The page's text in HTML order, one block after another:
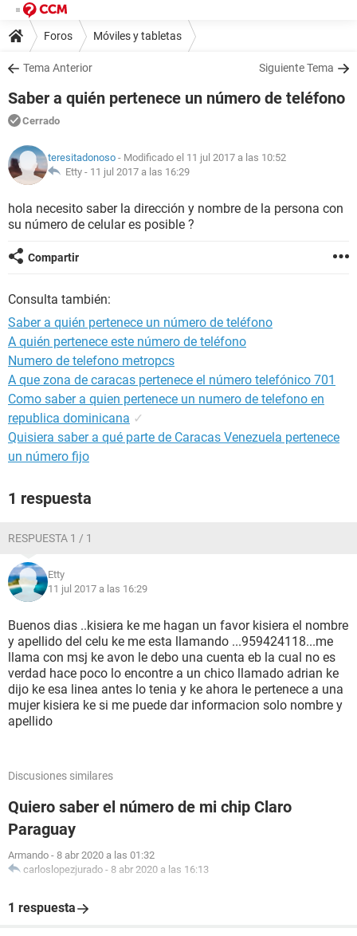
Foros Móviles y tabletas
Tema Anterior Siguiente Tema
Saber a quién pertenece un número de teléfono
Cerrado
teresitadonoso - Modificado el 11 jul 2017 a las 10:52
Etty - 11 jul 2017 a las 16:29
hola necesito saber la dirección y nombre de la persona con
su número de celular es posible ?
Compartir
Consulta también:
Saber a quién pertenece un número de teléfono
A quién pertenece este número de teléfono
Numero de telefono metropcs
A que zona de caracas pertenece el número telefónico 701
Como saber a quien pertenece un numero de telefono en
republica dominicana ✓
Quisiera saber a qué parte de Caracas Venezuela pertenece
un número fijo
1 respuesta
RESPUESTA 1 / 1
Etty
11 jul 2017 a las 16:29
Buenos dias ..kisiera ke me hagan un favor kisiera el nombre
y apellido del celu ke me esta llamando ...959424118...me
llama con msj ke avon le debo una cuenta eb la cual no es
verdad hace poco lo encontre a un chico llamado adrian ke
dijo ke esa linea antes lo tenia y ke ahora le pertenece a una
mujer kisiera ke si me puede dar informacion solo nombre y
apellido
Discusiones similares
Quiero saber el número de mi chip Claro
Paraguay
Armando - 8 abr 2020 a las 01:32
carloslopezjurado - 8 abr 2020 a las 16:13
1 respuesta